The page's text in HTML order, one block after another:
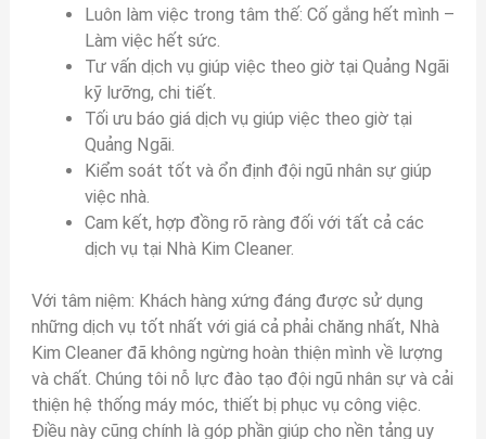
Luôn làm việc trong tâm thế: Cố gắng hết mình –
Làm việc hết sức.
Tư vấn dịch vụ giúp việc theo giờ tại Quảng Ngãi
kỹ lưỡng, chi tiết.
Tối ưu báo giá dịch vụ giúp việc theo giờ tại
Quảng Ngãi.
Kiểm soát tốt và ổn định đội ngũ nhân sự giúp
việc nhà.
Cam kết, hợp đồng rõ ràng đối với tất cả các
dịch vụ tại Nhà Kim Cleaner.
Với tâm niệm: Khách hàng xứng đáng được sử dụng
những dịch vụ tốt nhất với giá cả phải chăng nhất, Nhà
Kim Cleaner đã không ngừng hoàn thiện mình về lượng
và chất. Chúng tôi nỗ lực đào tạo đội ngũ nhân sự và cải
thiện hệ thống máy móc, thiết bị phục vụ công việc.
Điều này cũng chính là góp phần giúp cho nền tảng uy